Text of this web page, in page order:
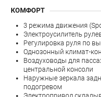
КОМФОРТ
3 режимa движения
Электроусилитель
Регулировка руля по
Однозонный климат-
Воздуховоды для
центральной консоли
Наружные зеркала
подогревом